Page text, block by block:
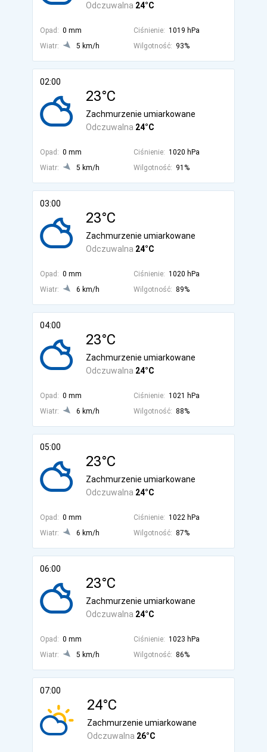
Odczuwalna 24°C
Opad: 0 mm Ciśnienie: 1019 hPa
Wiatr:
5 km/h Wilgotność: 93%
02:00
23°C
Odczuwalna 24°C
Zachmurzenie umiarkowane
Opad: 0 mm Ciśnienie: 1020 hPa
Wiatr:
5 km/h Wilgotność: 91%
03:00
23°C
Odczuwalna 24°C
Zachmurzenie umiarkowane
Opad: 0 mm Ciśnienie: 1020 hPa
Wiatr:
6 km/h Wilgotność: 89%
04:00
23°C
Odczuwalna 24°C
Zachmurzenie umiarkowane
Opad: 0 mm Ciśnienie: 1021 hPa
Wiatr:
6 km/h Wilgotność: 88%
05:00
23°C
Odczuwalna 24°C
Zachmurzenie umiarkowane
Opad: 0 mm Ciśnienie: 1022 hPa
Wiatr:
6 km/h Wilgotność: 87%
06:00
23°C
Odczuwalna 24°C
Zachmurzenie umiarkowane
Opad: 0 mm Ciśnienie: 1023 hPa
Wiatr:
5 km/h Wilgotność: 86%
07:00
24°C
Odczuwalna 26°C
Zachmurzenie umiarkowane